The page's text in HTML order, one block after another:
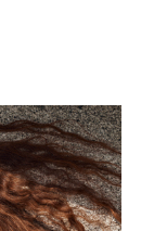
casa italiana